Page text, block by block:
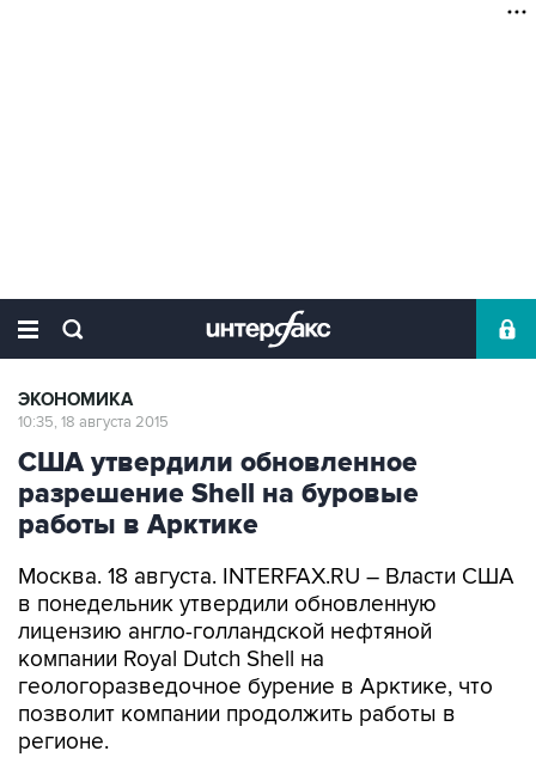
ЭКОНОМИКА
10:35, 18 августа 2015
США утвердили обновленное
разрешение Shell на буровые
работы в Арктике
Москва. 18 августа. INTERFAX.RU – Власти США
в понедельник утвердили обновленную
лицензию англо-голландской нефтяной
компании Royal Dutch Shell на
геологоразведочное бурение в Арктике, что
позволит компании продолжить работы в
регионе.